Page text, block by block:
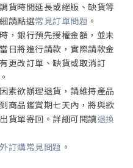
貨時間延長或絕版、缺貨等
請點選常見訂單問題 。
，銀行預先授權金額，並未
日將進行請款，實際請款金
更改訂單、缺貨或取消訂
素欲辦理退貨，請維持產品
商品鑑賞期七天內，將與欲
貨單寄回。詳細可閱讀退換
訂購常見問題 。